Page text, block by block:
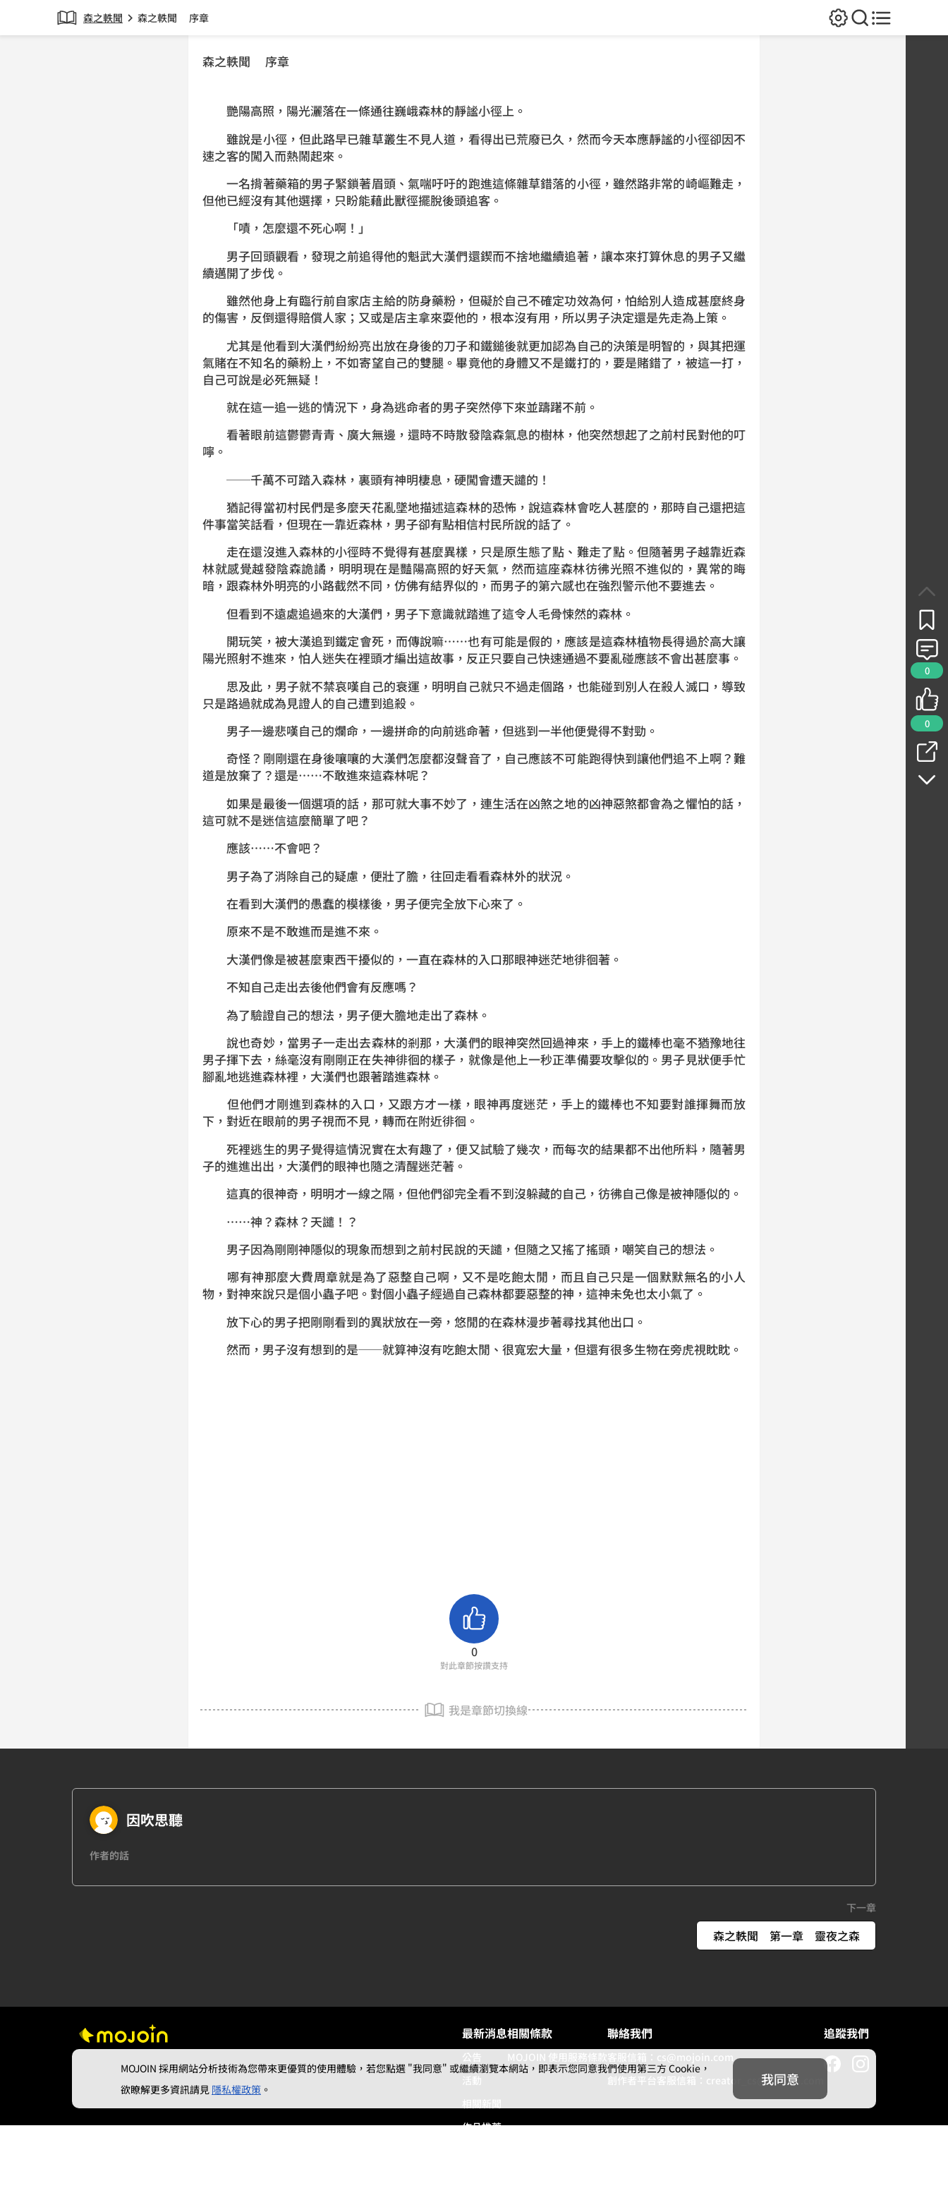
森之軼聞 chevron_right 森之軼聞 序章
0
0
森之軼聞 序章
艷陽高照，陽光灑落在一條通往巍峨森林的靜謐小徑上。
雖說是小徑，但此路早已雜草叢生不見人道，看得出已荒廢已久，然而今天本應靜謐的小徑卻因不
速之客的闖入而熱鬧起來。
一名揹著藥箱的男子緊鎖著眉頭、氣喘吁吁的跑進這條雜草錯落的小徑，雖然路非常的崎嶇難走，
但他已經沒有其他選擇，只盼能藉此獸徑擺脫後頭追客。
「嘖，怎麼還不死心啊！」
男子回頭觀看，發現之前追得他的魁武大漢們還鍥而不捨地繼續追著，讓本來打算休息的男子又繼
續邁開了步伐。
雖然他身上有臨行前自家店主給的防身藥粉，但礙於自己不確定功效為何，怕給別人造成甚麼終身
的傷害，反倒還得賠償人家；又或是店主拿來耍他的，根本沒有用，所以男子決定還是先走為上策。
尤其是他看到大漢們紛紛亮出放在身後的刀子和鐵鎚後就更加認為自己的決策是明智的，與其把運
氣賭在不知名的藥粉上，不如寄望自己的雙腿。畢竟他的身體又不是鐵打的，要是賭錯了，被這一打，
自己可說是必死無疑！
就在這一追一逃的情況下，身為逃命者的男子突然停下來並躊躇不前。
看著眼前這鬱鬱青青、廣大無邊，還時不時散發陰森氣息的樹林，他突然想起了之前村民對他的叮
嚀。
──千萬不可踏入森林，裏頭有神明棲息，硬闖會遭天譴的！
猶記得當初村民們是多麼天花亂墜地描述這森林的恐怖，說這森林會吃人甚麼的，那時自己還把這
件事當笑話看，但現在一靠近森林，男子卻有點相信村民所說的話了。
走在還沒進入森林的小徑時不覺得有甚麼異樣，只是原生態了點、難走了點。但隨著男子越靠近森
林就感覺越發陰森詭譎，明明現在是豔陽高照的好天氣，然而這座森林彷彿光照不進似的，異常的晦
暗，跟森林外明亮的小路截然不同，仿佛有結界似的，而男子的第六感也在強烈警示他不要進去。
但看到不遠處追過來的大漢們，男子下意識就踏進了這令人毛骨悚然的森林。
開玩笑，被大漢追到鐵定會死，而傳說嘛……也有可能是假的，應該是這森林植物長得過於高大讓
陽光照射不進來，怕人迷失在裡頭才編出這故事，反正只要自己快速通過不要亂碰應該不會出甚麼事。
思及此，男子就不禁哀嘆自己的衰運，明明自己就只不過走個路，也能碰到別人在殺人滅口，導致
只是路過就成為見證人的自己遭到追殺。
男子一邊悲嘆自己的爛命，一邊拼命的向前逃命著，但逃到一半他便覺得不對勁。
奇怪？剛剛還在身後嚷嚷的大漢們怎麼都沒聲音了，自己應該不可能跑得快到讓他們追不上啊？難
道是放棄了？還是……不敢進來這森林呢？
如果是最後一個選項的話，那可就大事不妙了，連生活在凶煞之地的凶神惡煞都會為之懼怕的話，
這可就不是迷信這麼簡單了吧？
應該……不會吧？
男子為了消除自己的疑慮，便壯了膽，往回走看看森林外的狀況。
在看到大漢們的愚蠢的模樣後，男子便完全放下心來了。
原來不是不敢進而是進不來。
大漢們像是被甚麼東西干擾似的，一直在森林的入口那眼神迷茫地徘徊著。
不知自己走出去後他們會有反應嗎？
為了驗證自己的想法，男子便大膽地走出了森林。
說也奇妙，當男子一走出去森林的剎那，大漢們的眼神突然回過神來，手上的鐵棒也毫不猶豫地往
男子揮下去，絲毫沒有剛剛正在失神徘徊的樣子，就像是他上一秒正準備要攻擊似的。男子見狀便手忙
腳亂地逃進森林裡，大漢們也跟著踏進森林。
但他們才剛進到森林的入口，又跟方才一樣，眼神再度迷茫，手上的鐵棒也不知要對誰揮舞而放
下，對近在眼前的男子視而不見，轉而在附近徘徊。
死裡逃生的男子覺得這情況實在太有趣了，便又試驗了幾次，而每次的結果都不出他所料，隨著男
子的進進出出，大漢們的眼神也隨之清醒迷茫著。
這真的很神奇，明明才一線之隔，但他們卻完全看不到沒躲藏的自己，彷彿自己像是被神隱似的。
……神？森林？天譴！？
男子因為剛剛神隱似的現象而想到之前村民說的天譴，但隨之又搖了搖頭，嘲笑自己的想法。
哪有神那麼大費周章就是為了惡整自己啊，又不是吃飽太閒，而且自己只是一個默默無名的小人
物，對神來說只是個小蟲子吧。對個小蟲子經過自己森林都要惡整的神，這神未免也太小氣了。
放下心的男子把剛剛看到的異狀放在一旁，悠閒的在森林漫步著尋找其他出口。
然而，男子沒有想到的是──就算神沒有吃飽太閒、很寬宏大量，但還有很多生物在旁虎視眈眈。
0
對此章節按讚支持
我是章節切換線
因吹思聽
作者的話
下一章
森之軼聞 第一章 靈夜之森
最新消息
公告
活動
相關新聞
作品推薦
相關條款
MOJOIN 使用服務條款
聯絡我們
客服信箱： cs@mojoin.com
創作者平台客服信箱： creator_cs@mojoin.com
追蹤我們
MOJOIN 採用網站分析技術為您帶來更優質的使用體驗，若您點選 "我同意" 或繼續瀏覽本網站，即表示您同意我們使用第三方 Cookie，
欲瞭解更多資訊請見 隱私權政策 。
我同意